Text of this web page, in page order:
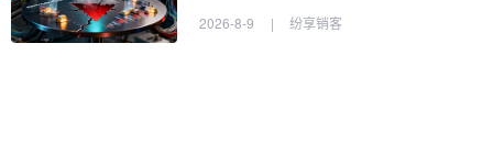
2026-8-9 | 纷享销客